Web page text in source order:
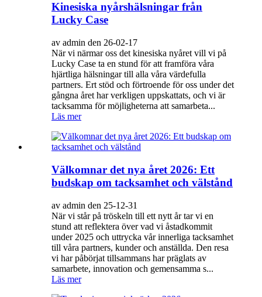
Kinesiska nyårshälsningar från
Lucky Case
av admin den 26-02-17
När vi närmar oss det kinesiska nyåret vill vi på
Lucky Case ta en stund för att framföra våra
hjärtliga hälsningar till alla våra värdefulla
partners. Ert stöd och förtroende för oss under det
gångna året har verkligen uppskattats, och vi är
tacksamma för möjligheterna att samarbeta...
Läs mer
Välkomnar det nya året 2026: Ett
budskap om tacksamhet och välstånd
av admin den 25-12-31
När vi står på tröskeln till ett nytt år tar vi en
stund att reflektera över vad vi åstadkommit
under 2025 och uttrycka vår innerliga tacksamhet
till våra partners, kunder och anställda. Den resa
vi har påbörjat tillsammans har präglats av
samarbete, innovation och gemensamma s...
Läs mer